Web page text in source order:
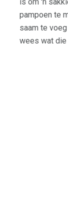
is om 'n
pampoen te
saam te
wees wat